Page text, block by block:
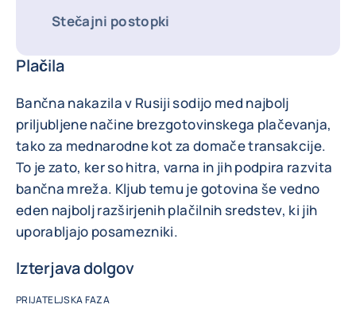
Stečajni postopki
Plačila
Bančna nakazila v Rusiji sodijo med najbolj
priljubljene načine brezgotovinskega plačevanja,
tako za mednarodne kot za domače transakcije.
To je zato, ker so hitra, varna in jih podpira razvita
bančna mreža. Kljub temu je gotovina še vedno
eden najbolj razširjenih plačilnih sredstev, ki jih
uporabljajo posamezniki.
Izterjava dolgov
PRIJATELJSKA FAZA